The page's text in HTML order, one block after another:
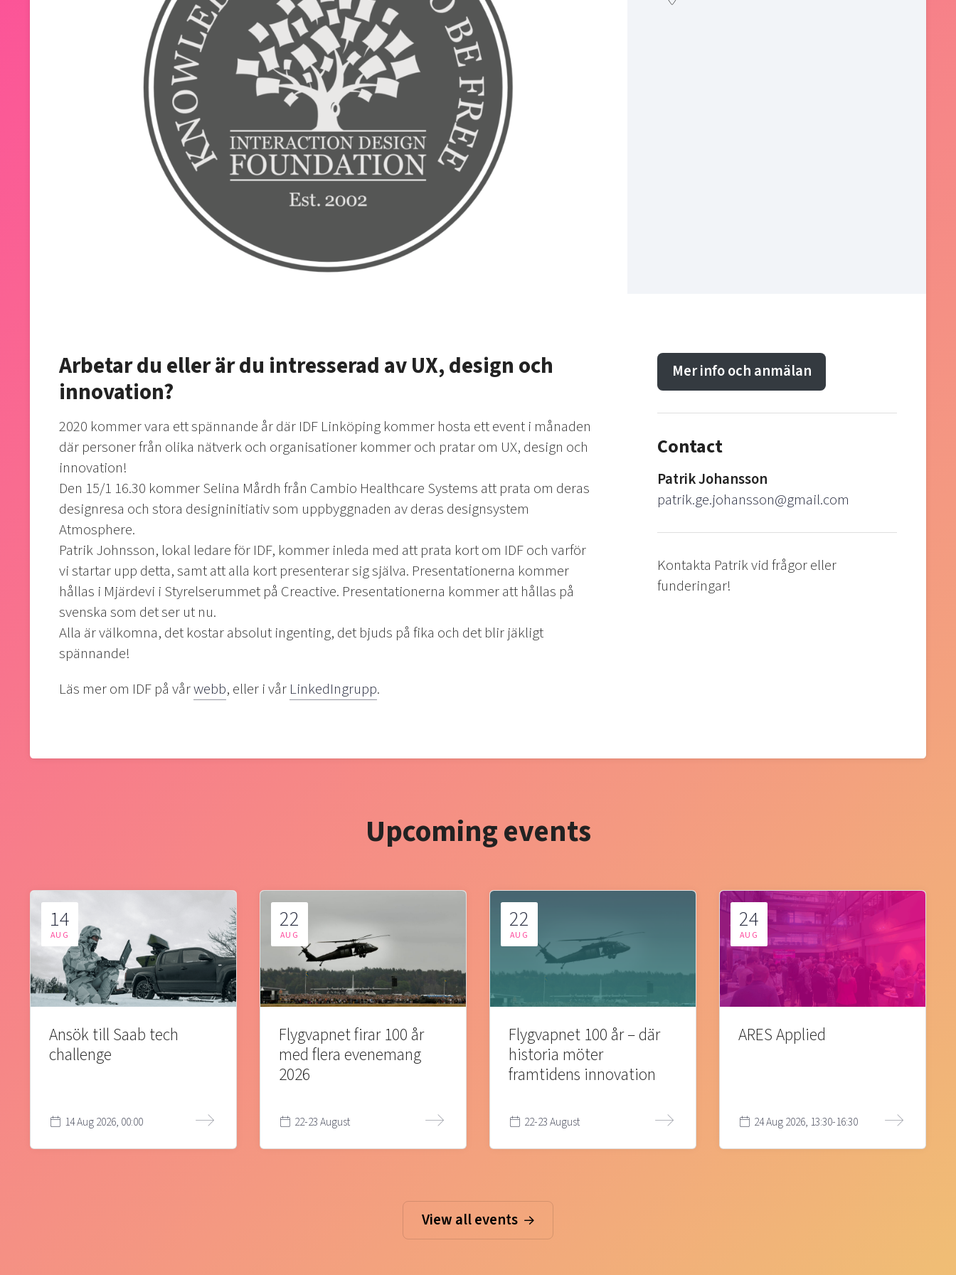
Arbetar du eller är du intresserad av UX, design och
innovation?
2020 kommer vara ett spännande år där IDF Linköping kommer hosta ett event i månaden
där personer från olika nätverk och organisationer kommer och pratar om UX, design och
innovation!
Den 15/1 16.30 kommer Selina Mårdh från Cambio Healthcare Systems att prata om deras
designresa och stora designinitiativ som uppbyggnaden av deras designsystem
Atmosphere.
Patrik Johnsson, lokal ledare för IDF, kommer inleda med att prata kort om IDF och varför
vi startar upp detta, samt att alla kort presenterar sig själva. Presentationerna kommer
hållas i Mjärdevi i Styrelserummet på Creactive. Presentationerna kommer att hållas på
svenska som det ser ut nu.
Alla är välkomna, det kostar absolut ingenting, det bjuds på fika och det blir jäkligt
spännande!
Läs mer om IDF på vårwebb, eller i vår LinkedIngrupp.
Mer info och anmälan
Contact
Patrik Johansson
patrik.ge.johansson@gmail.com
Kontakta Patrik vid frågor eller
funderingar!
Upcoming events
14
AUG
Ansök till Saab tech
challenge
14 Aug 2026, 00:00
22
AUG
Flygvapnet firar 100 år
med flera evenemang
2026
22-23 August
22
AUG
Flygvapnet 100 år – där
historia möter
framtidens innovation
22-23 August
24
AUG
ARES Applied
24 Aug 2026, 13:30-16:30
View all events